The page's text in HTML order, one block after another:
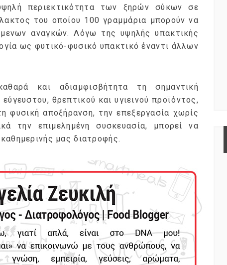
περιεκτικότητα των ξηρών σύκων σε
του οποίου 100 γραμμάρια μπορούν να
αναγκών. Λόγω της υψηλής υπακτικής
ως φυτικό-φυσικό υπακτικό έναντι άλλων
και αδιαμφισβήτητα τη σημαντική
θρεπτικού και υγιεινού προϊόντος,
φυσική αποξήρανση, την επεξεργασία χωρίς
την επιμελημένη συσκευασία, μπορεί να
μας διατροφής.